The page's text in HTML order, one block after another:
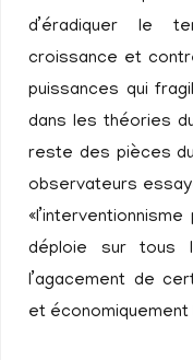
d’éradiquer le
croissance et
puissances qui
dans les théories
reste des pièces
observateurs
déploie sur tous
l’agacement de
et économiquement